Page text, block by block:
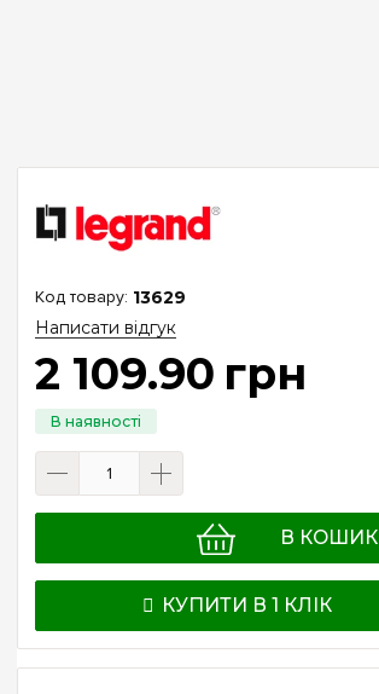
13629
Написати відгук
2 109.90 грн
В КОШИК
КУПИТИ В 1 КЛІК